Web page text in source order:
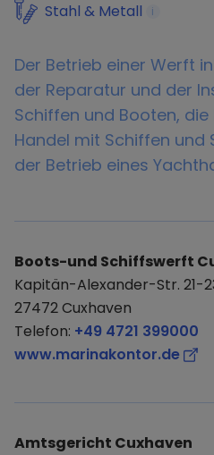
Stahl & Metall i
Der Betrieb einer Werft
der Reparatur und der
Schiffen und Booten,
Handel mit Schiffen und
der Betrieb eines
Boots-und Schiffswerft
Kapitän-Alexander-Str. 21-
27472 Cuxhaven
Telefon: +49 4721 399000
www.marinakontor.de
Amtsgericht Cuxhaven